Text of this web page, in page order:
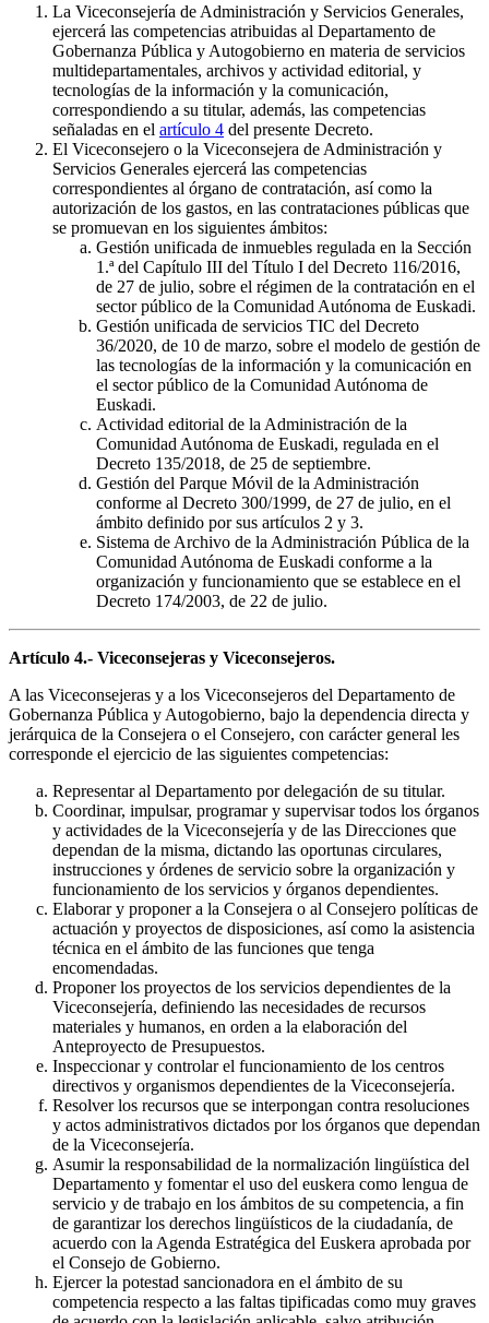
La Viceconsejería de Administración y Servicios Generales,
ejercerá las competencias atribuidas al Departamento de
Gobernanza Pública y Autogobierno en materia de servicios
multidepartamentales, archivos y actividad editorial, y
tecnologías de la información y la comunicación,
correspondiendo a su titular, además, las competencias
señaladas en el artículo 4 del presente Decreto.
El Viceconsejero o la Viceconsejera de Administración y
Servicios Generales ejercerá las competencias
correspondientes al órgano de contratación, así como la
autorización de los gastos, en las contrataciones públicas que
se promuevan en los siguientes ámbitos:
Gestión unificada de inmuebles regulada en la Sección
1.ª del Capítulo III del Título I del Decreto 116/2016,
de 27 de julio, sobre el régimen de la contratación en el
sector público de la Comunidad Autónoma de Euskadi.
Gestión unificada de servicios TIC del Decreto
36/2020, de 10 de marzo, sobre el modelo de gestión de
las tecnologías de la información y la comunicación en
el sector público de la Comunidad Autónoma de
Euskadi.
Actividad editorial de la Administración de la
Comunidad Autónoma de Euskadi, regulada en el
Decreto 135/2018, de 25 de septiembre.
Gestión del Parque Móvil de la Administración
conforme al Decreto 300/1999, de 27 de julio, en el
ámbito definido por sus artículos 2 y 3.
Sistema de Archivo de la Administración Pública de la
Comunidad Autónoma de Euskadi conforme a la
organización y funcionamiento que se establece en el
Decreto 174/2003, de 22 de julio.
Artículo 4.- Viceconsejeras y Viceconsejeros.
A las Viceconsejeras y a los Viceconsejeros del Departamento de
Gobernanza Pública y Autogobierno, bajo la dependencia directa y
jerárquica de la Consejera o el Consejero, con carácter general les
corresponde el ejercicio de las siguientes competencias:
Representar al Departamento por delegación de su titular.
Coordinar, impulsar, programar y supervisar todos los órganos
y actividades de la Viceconsejería y de las Direcciones que
dependan de la misma, dictando las oportunas circulares,
instrucciones y órdenes de servicio sobre la organización y
funcionamiento de los servicios y órganos dependientes.
Elaborar y proponer a la Consejera o al Consejero políticas de
actuación y proyectos de disposiciones, así como la asistencia
técnica en el ámbito de las funciones que tenga
encomendadas.
Proponer los proyectos de los servicios dependientes de la
Viceconsejería, definiendo las necesidades de recursos
materiales y humanos, en orden a la elaboración del
Anteproyecto de Presupuestos.
Inspeccionar y controlar el funcionamiento de los centros
directivos y organismos dependientes de la Viceconsejería.
Resolver los recursos que se interpongan contra resoluciones
y actos administrativos dictados por los órganos que dependan
de la Viceconsejería.
Asumir la responsabilidad de la normalización lingüística del
Departamento y fomentar el uso del euskera como lengua de
servicio y de trabajo en los ámbitos de su competencia, a fin
de garantizar los derechos lingüísticos de la ciudadanía, de
acuerdo con la Agenda Estratégica del Euskera aprobada por
el Consejo de Gobierno.
Ejercer la potestad sancionadora en el ámbito de su
competencia respecto a las faltas tipificadas como muy graves